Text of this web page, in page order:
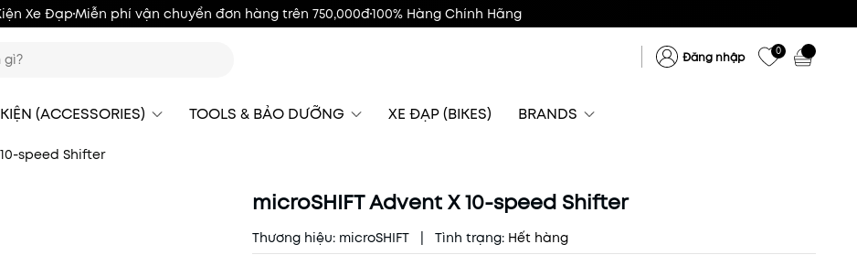
Xe ĐạpMiễn phí vận chuyển đơn hàng trên 750,000đ100% Hàng Chính Hãng
Đăng nhập 0
(ACCESSORIES) TOOLS & BẢO DƯỠNG XE ĐẠP (BIKES) BRANDS
speed Shifter
microSHIFT Advent X 10-speed Shifter
Thương hiệu: microSHIFT Tình trạng: Hết hàng